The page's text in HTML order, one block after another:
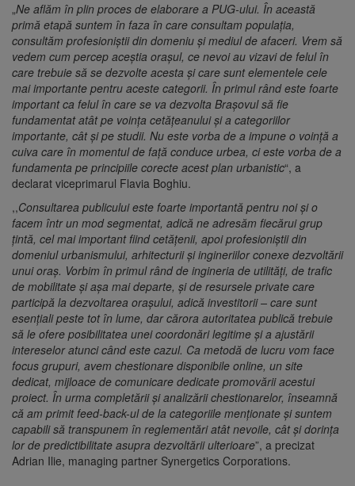
„Ne aflăm în plin proces de elaborare a PUG-ului. În această
primă etapă suntem în faza în care consultam populația,
consultăm profesioniștii din domeniu și mediul de afaceri. Vrem să
vedem cum percep aceștia orașul, ce nevoi au vizavi de felul în
care trebuie să se dezvolte acesta și care sunt elementele cele
mai importante pentru aceste categorii. În primul rând este foarte
important ca felul în care se va dezvolta Brașovul să fie
fundamentat atât pe voința cetățeanului și a categoriilor
importante, cât și pe studii. Nu este vorba de a impune o voință a
cuiva care în momentul de față conduce urbea, ci este vorba de a
fundamenta pe principiile corecte acest plan urbanistic“, a
declarat viceprimarul Flavia Boghiu.
,,Consultarea publicului este foarte importantă pentru noi și o
facem într un mod segmentat, adică ne adresăm fiecărui grup
țintă, cel mai important fiind cetățenii, apoi profesioniștii din
domeniul urbanismului, arhitecturii și ingineriilor conexe dezvoltării
unui oraș. Vorbim în primul rând de ingineria de utilități, de trafic
de mobilitate și așa mai departe, și de resursele private care
participă la dezvoltarea orașului, adică investitorii – care sunt
esențiali peste tot în lume, dar cărora autoritatea publică trebuie
să le ofere posibilitatea unei coordonări legitime și a ajustării
intereselor atunci când este cazul. Ca metodă de lucru vom face
focus grupuri, avem chestionare disponibile online, un site
dedicat, mijloace de comunicare dedicate promovării acestui
proiect. În urma completării și analizării chestionarelor, înseamnă
că am primit feed-back-ul de la categoriile menționate și suntem
capabili să transpunem în reglementări atât nevoile, cât și dorința
lor de predictibilitate asupra dezvoltării ulterioare”, a precizat
Adrian Ilie, managing partner Synergetics Corporations.